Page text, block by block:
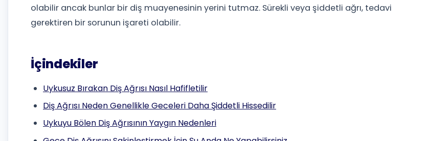
olabilir ancak bunlar bir diş muayenesinin yerini tutmaz. Sürekli veya şiddetli ağrı, tedavi
gerektiren bir sorunun işareti olabilir.
İçindekiler
Uykusuz Bırakan Diş Ağrısı Nasıl Hafifletilir
Diş Ağrısı Neden Genellikle Geceleri Daha Şiddetli Hissedilir
Uykuyu Bölen Diş Ağrısının Yaygın Nedenleri